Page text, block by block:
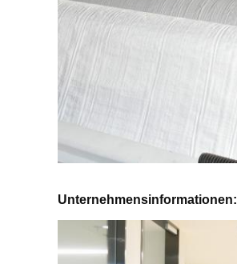
Unternehmensinformationen: